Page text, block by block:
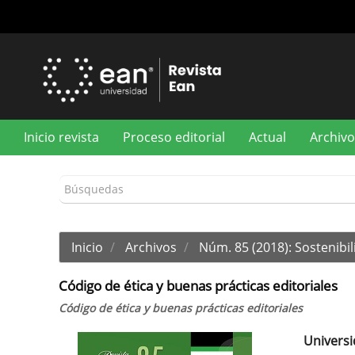
principal
Inicio revista Proceso editorial Actual
Inicio Archivos Núm. 85 (2018):
Código de ética y buenas prácticas editoriales
Código de ética y buenas prácticas editoriales